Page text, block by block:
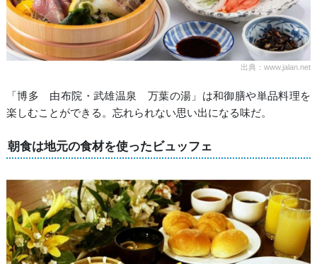
出典：www.jalan.net
「博多 由布院・武雄温泉 万葉の湯」は和御膳や単品料理を
楽しむことができる。忘れられない思い出になる味だ。
朝食は地元の食材を使ったビュッフェ